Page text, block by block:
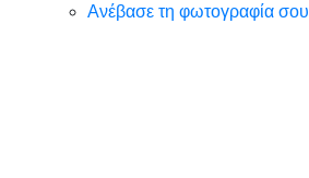
Ανέβασε τη φωτογραφία σου